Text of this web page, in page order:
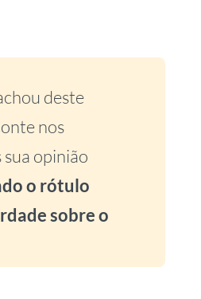
deste
nos
opinião
o rótulo
sobre o